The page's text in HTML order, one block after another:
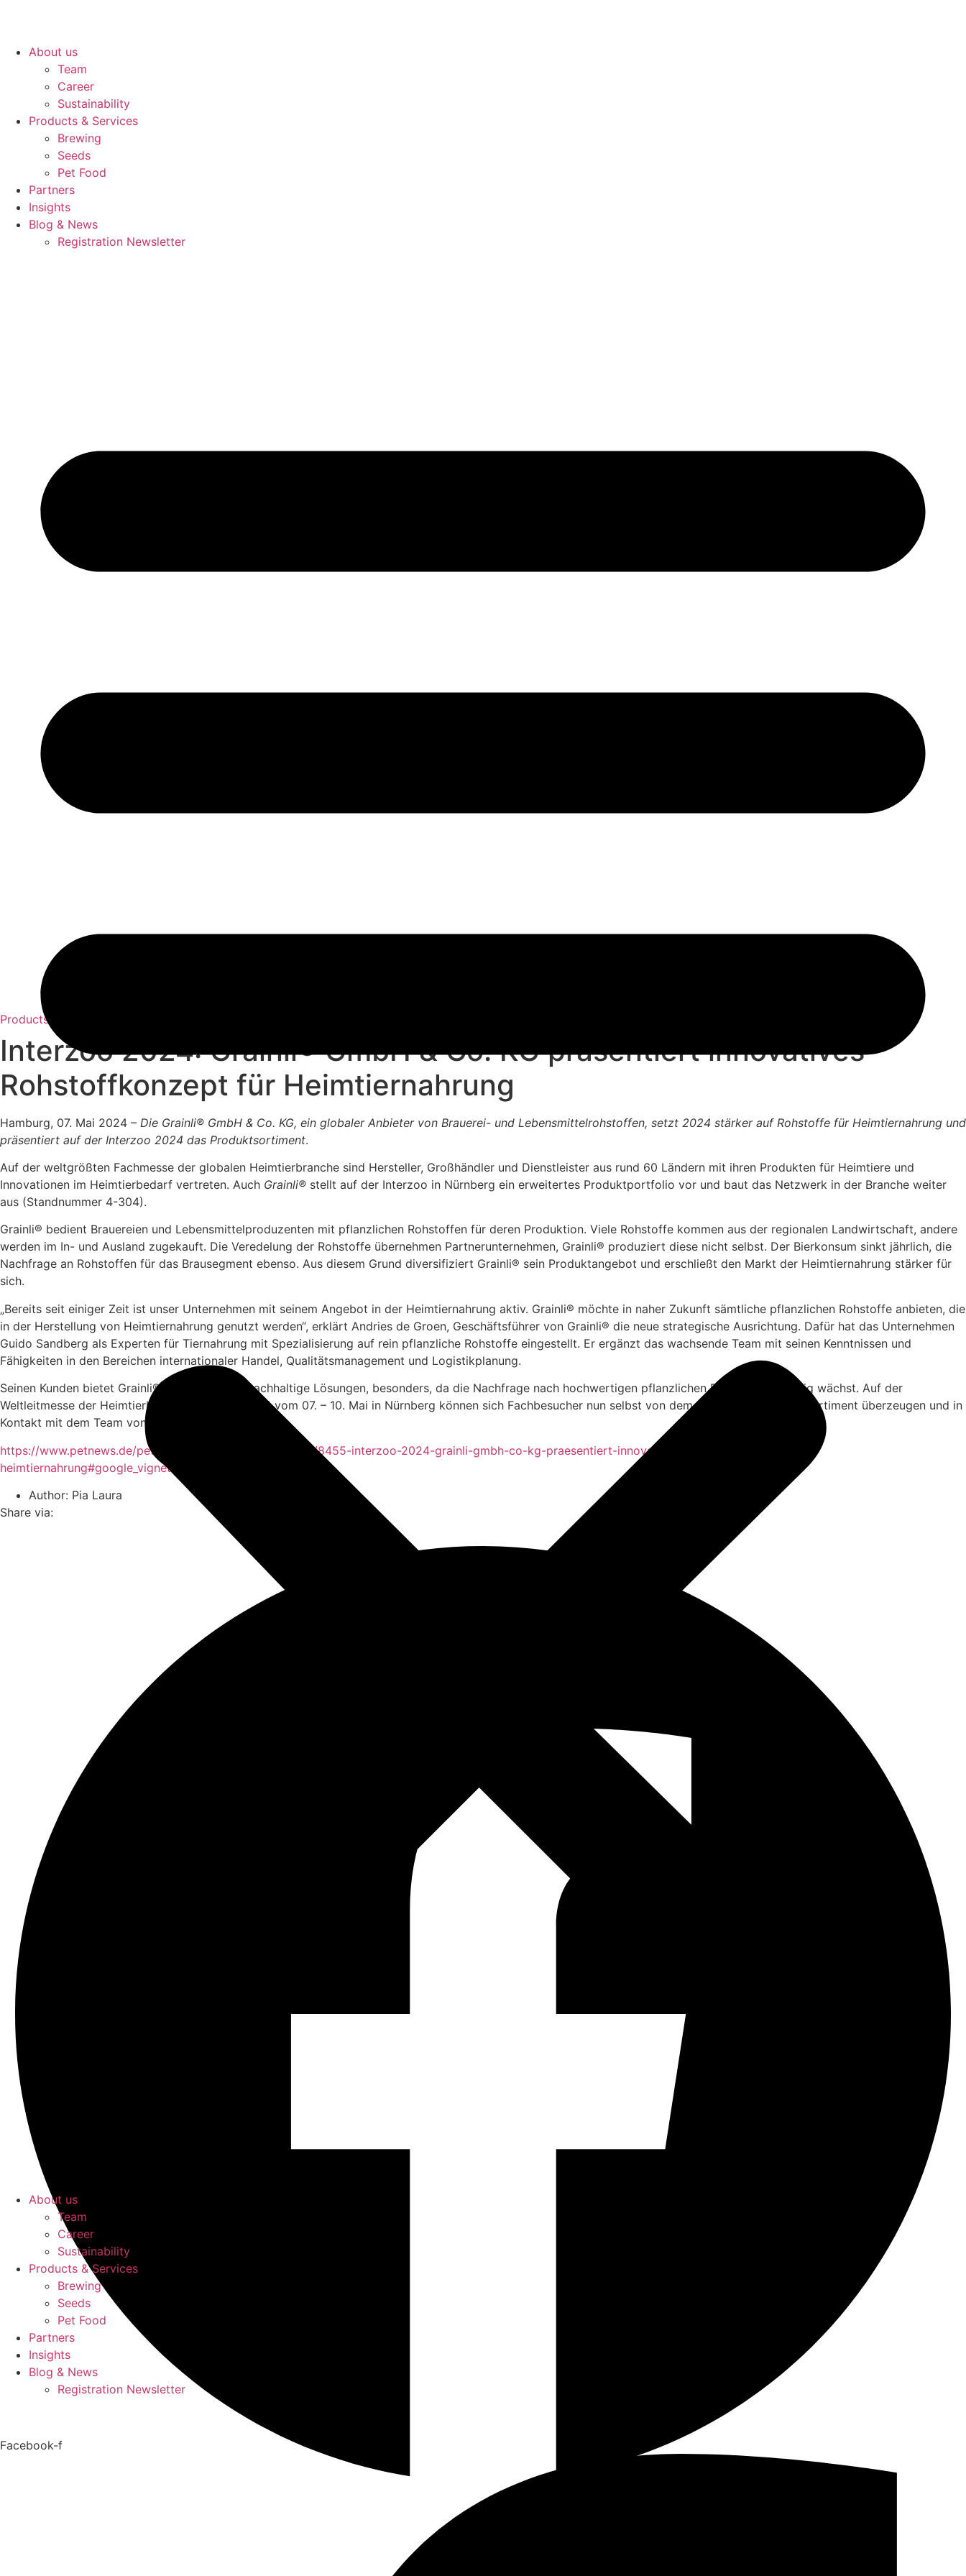
About us
Team
Career
Sustainability
Products & Services
Brewing
Seeds
Pet Food
Partners
Insights
Blog & News
Registration Newsletter
About us
Team
Career
Sustainability
Products & Services
Brewing
Seeds
Pet Food
Partners
Insights
Blog & News
Registration Newsletter
Facebook-f
Products & Insights
Interzoo 2024: Grainli® GmbH & Co. KG präsentiert innovatives
Rohstoffkonzept für Heimtiernahrung
Hamburg, 07. Mai 2024 – Die Grainli® GmbH & Co. KG, ein globaler Anbieter von Brauerei- und Lebensmittelrohstoffen, setzt 2024 stärker auf Rohstoffe für Heimtiernahrung und
präsentiert auf der Interzoo 2024 das Produktsortiment.
Auf der weltgrößten Fachmesse der globalen Heimtierbranche sind Hersteller, Großhändler und Dienstleister aus rund 60 Ländern mit ihren Produkten für Heimtiere und
Innovationen im Heimtierbedarf vertreten. Auch Grainli® stellt auf der Interzoo in Nürnberg ein erweitertes Produktportfolio vor und baut das Netzwerk in der Branche weiter
aus (Standnummer 4-304).
Grainli® bedient Brauereien und Lebensmittelproduzenten mit pflanzlichen Rohstoffen für deren Produktion. Viele Rohstoffe kommen aus der regionalen Landwirtschaft, andere
werden im In- und Ausland zugekauft. Die Veredelung der Rohstoffe übernehmen Partnerunternehmen, Grainli® produziert diese nicht selbst. Der Bierkonsum sinkt jährlich, die
Nachfrage an Rohstoffen für das Brausegment ebenso. Aus diesem Grund diversifiziert Grainli® sein Produktangebot und erschließt den Markt der Heimtiernahrung stärker für
sich.
„Bereits seit einiger Zeit ist unser Unternehmen mit seinem Angebot in der Heimtiernahrung aktiv. Grainli® möchte in naher Zukunft sämtliche pflanzlichen Rohstoffe anbieten, die
in der Herstellung von Heimtiernahrung genutzt werden“, erklärt Andries de Groen, Geschäftsführer von Grainli® die neue strategische Ausrichtung. Dafür hat das Unternehmen
Guido Sandberg als Experten für Tiernahrung mit Spezialisierung auf rein pflanzliche Rohstoffe eingestellt. Er ergänzt das wachsende Team mit seinen Kenntnissen und
Fähigkeiten in den Bereichen internationaler Handel, Qualitätsmanagement und Logistikplanung.
Seinen Kunden bietet Grainli® innovative und nachhaltige Lösungen, besonders, da die Nachfrage nach hochwertigen pflanzlichen Futtermitteln stetig wächst. Auf der
Weltleitmesse der Heimtierbranche Interzoo 2024 vom 07. – 10. Mai in Nürnberg können sich Fachbesucher nun selbst von dem erweiterten Produktsortiment überzeugen und in
Kontakt mit dem Team von Grainli® treten.
https://www.petnews.de/pet-business/pet-business-news/8455-interzoo-2024-grainli-gmbh-co-kg-praesentiert-innovatives-rohstoffkonzept-fuer-
heimtiernahrung#google_vignette
Author: Pia Laura
Share via: